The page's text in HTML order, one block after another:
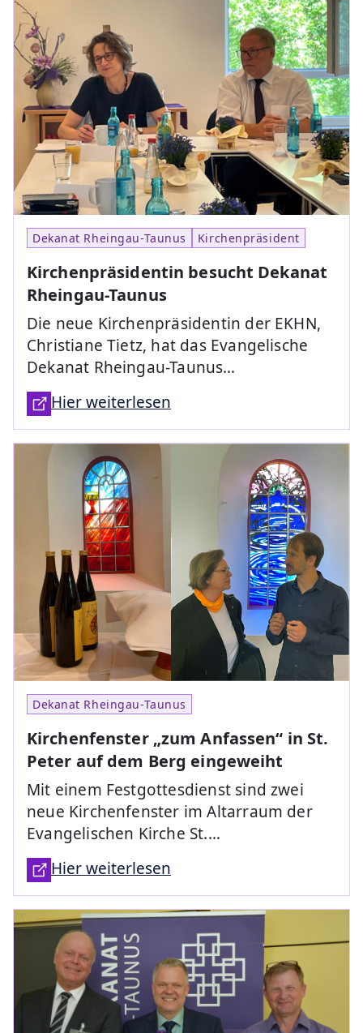
Dekanat Rheingau-Taunus Kirchenpräsident
Kirchenpräsidentin besucht Dekanat
Rheingau-Taunus
Die neue Kirchenpräsidentin der EKHN,
Christiane Tietz, hat das Evangelische
Dekanat Rheingau-Taunus…
Hier weiterlesen
Dekanat Rheingau-Taunus
Kirchenfenster „zum Anfassen“ in St.
Peter auf dem Berg eingeweiht
Mit einem Festgottesdienst sind zwei
neue Kirchenfenster im Altarraum der
Evangelischen Kirche St.…
Hier weiterlesen